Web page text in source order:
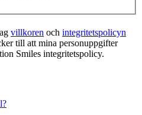
villkoren och integritetspolicyn
till att mina personuppgifter
Smiles integritetspolicy.